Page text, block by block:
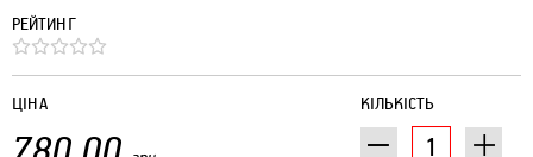
РЕЙТИНГ
КІЛЬКІСТЬ
ЦІНА